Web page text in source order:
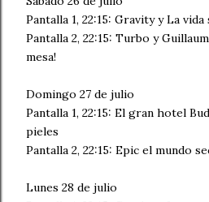
Pantalla 1, 22:15: Gravity y La
Pantalla 2, 22:15: Turbo y
mesa!
Domingo 27 de julio
Pantalla 1, 22:15: El gran hotel
pieles
Pantalla 2, 22:15: Epic el mundo
Lunes 28 de julio